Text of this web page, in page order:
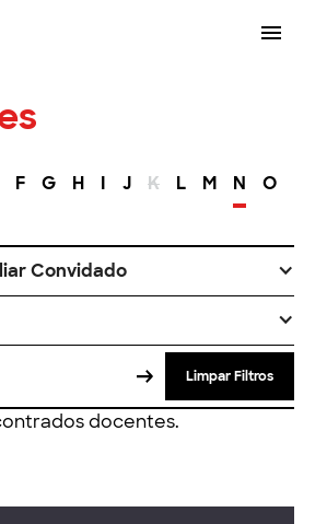
F G H I J K L M N O
Convidado
Limpar Filtros
docentes.